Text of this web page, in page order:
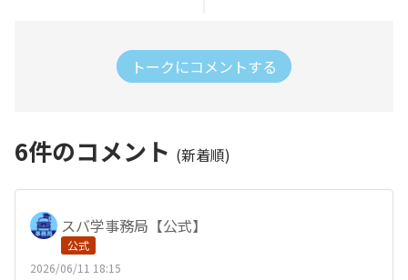
トークにコメントする
6件のコメント (新着順)
スバ学事務局【公式】
公式
2026/06/11 18:15